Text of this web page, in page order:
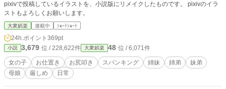
pixivで投稿しているイラストを、小説版にリメイクしたものです。 pixivのイラ
ストもよろしくお願いします。
大衆娯楽 連載中 ｼｮｰﾄｼｮｰﾄ
24h.ポイント 369pt
小説 3,679 位 / 228,622件 大衆娯楽 48 位 / 6,071件
女の子 お仕置き お尻叩き スパンキング 姉妹 姉弟
妹弟
母娘
厳しめ 日常